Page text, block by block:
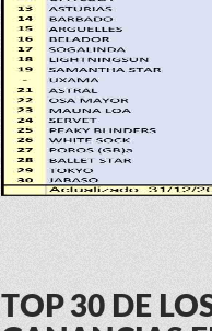
TOP 30 DE